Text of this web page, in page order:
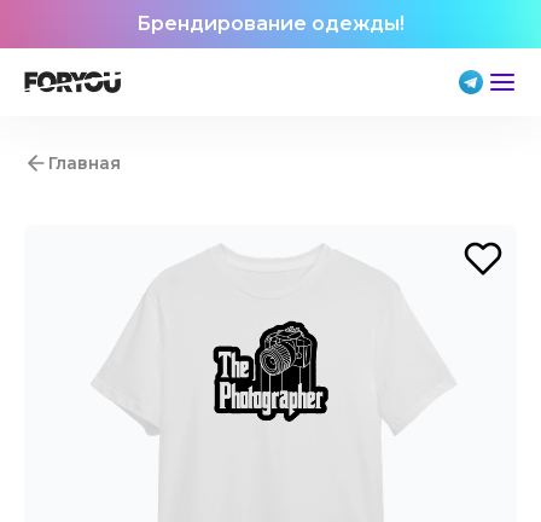
Брендирование одежды!
Главная